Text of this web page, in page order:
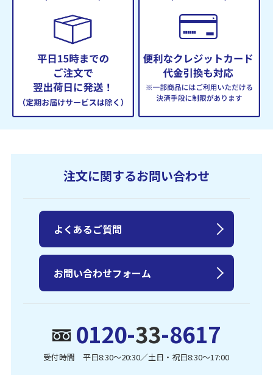
注文に関するお問い合わせ
0120-33-8617
受付時間 平日8:30〜20:30／土日・祝日8:30〜17:00
よくあるご質問
お問い合わせフォーム